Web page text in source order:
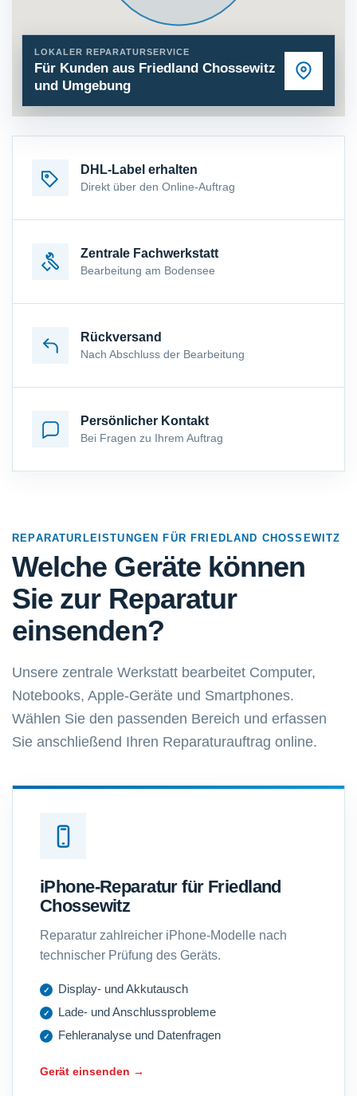
LOKALER REPARATURSERVICE
Für Kunden aus Friedland Chossewitz
und Umgebung
DHL-Label erhalten
Direkt über den Online-Auftrag
Zentrale Fachwerkstatt
Bearbeitung am Bodensee
Rückversand
Nach Abschluss der Bearbeitung
Persönlicher Kontakt
Bei Fragen zu Ihrem Auftrag
REPARATURLEISTUNGEN FÜR FRIEDLAND CHOSSEWITZ
Welche Geräte können
Sie zur Reparatur
einsenden?
Unsere zentrale Werkstatt bearbeitet Computer,
Notebooks, Apple-Geräte und Smartphones.
Wählen Sie den passenden Bereich und erfassen
Sie anschließend Ihren Reparaturauftrag online.
iPhone-Reparatur für Friedland
Chossewitz
Reparatur zahlreicher iPhone-Modelle nach
technischer Prüfung des Geräts.
Display- und Akkutausch
Lade- und Anschlussprobleme
Fehleranalyse und Datenfragen
Gerät einsenden →